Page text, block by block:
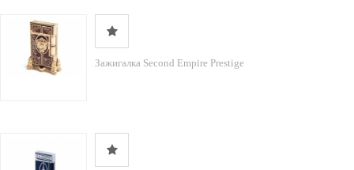
Зажигалка Second Empire Prestige